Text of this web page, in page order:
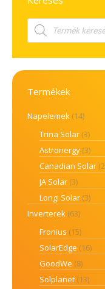
Products
search
Termékek
Napelemek (14)
Trina Solar (3)
Astronergy (3)
Canadian Solar
JA Solar (3)
Longi Solar (3)
Inverterek (63)
Fronius (15)
SolarEdge (16)
GoodWe (8)
Solplanet (13)